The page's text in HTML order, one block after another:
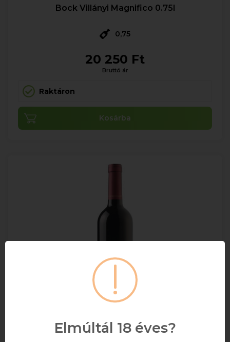
Bock Villányi Magnifico 0.75l
0,75
20 250 Ft
Bruttó ár
Raktáron
Kosárba
Elmúltál 18 éves?